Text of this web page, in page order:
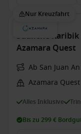
Nur Kreuzfahrt
Südliche Karibik
Azamara Quest
Ab San Juan
Azamara Quest
Alles Inklusive
Bis zu 299 €